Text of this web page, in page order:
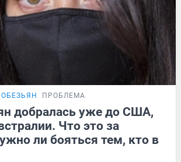
ПРОБЛЕМА
добралась уже до США,
Что это за
ли бояться тем, кто в